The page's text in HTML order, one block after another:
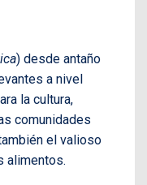
) desde antaño
a nivel
la cultura,
comunidades
el valioso
alimentos.